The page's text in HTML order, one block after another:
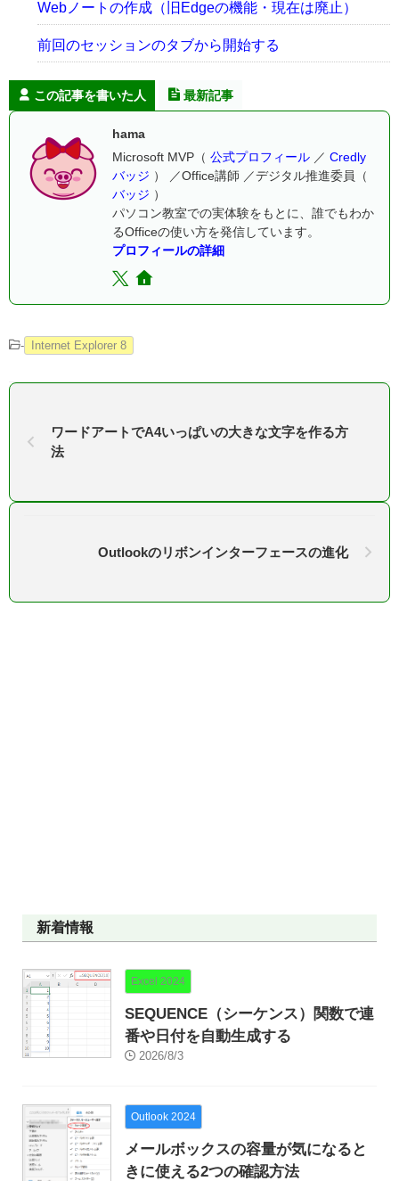
Webノートの作成（旧Edgeの機能・現在は廃止）
前回のセッションのタブから開始する
この記事を書いた人 最新記事
hama
Microsoft MVP（ 公式プロフィール ／ Credly
バッジ ） ／Office講師 ／デジタル推進委員（
バッジ ）
パソコン教室での実体験をもとに、誰でもわか
るOfficeの使い方を発信しています。
プロフィールの詳細
- Internet Explorer 8
ワードアートでA4いっぱいの大きな文字を作る方
法
Outlookのリボンインターフェースの進化
新着情報
Excel 2024
SEQUENCE（シーケンス）関数で連
番や日付を自動生成する
2026/8/3
Outlook 2024
メールボックスの容量が気になると
きに使える2つの確認方法